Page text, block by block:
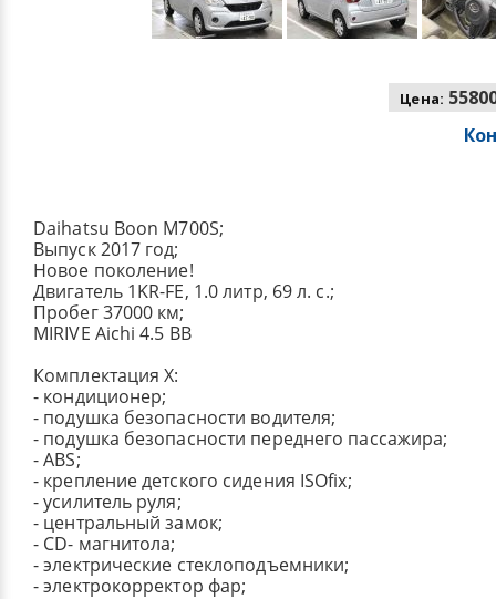
Цена:
Daihatsu Boon M700S;
Выпуск 2017 год;
Новое поколение!
Двигатель 1KR-FE, 1.0 литр, 69 л. с.;
Пробег 37000 км;
MIRIVE Aichi 4.5 BB
Комплектация X:
- кондиционер;
- подушка безопасности водителя;
- подушка безопасности переднего пассажира;
- ABS;
- крепление детского сидения ISOfix;
- усилитель руля;
- центральный замок;
- СD- магнитола;
- электрические стеклоподъемники;
- электрокорректор фар;